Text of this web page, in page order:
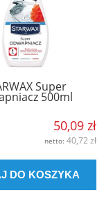
Super
500ml
50,09 zł
netto: 40,72 zł
DO KOSZYKA